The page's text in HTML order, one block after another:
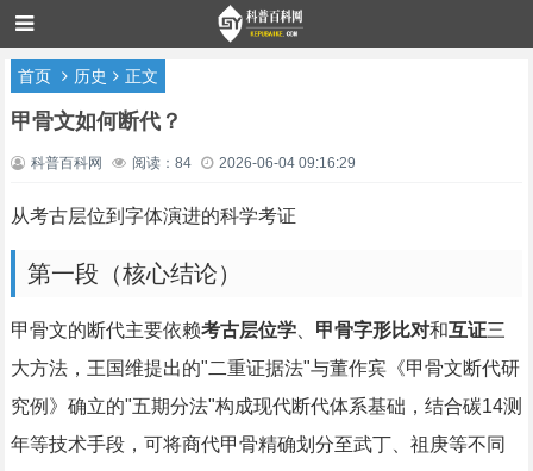
首页 历史 正文
甲骨文如何断代？
科普百科网 阅读：84 2026-06-04 09:16:29
从考古层位到字体演进的科学考证
第一段（核心结论）
甲骨文的断代主要依赖考古层位学、 甲骨字形比对和互证三
大方法，王国维提出的"二重证据法"与董作宾《甲骨文断代研
究例》确立的"五期分法"构成现代断代体系基础，结合碳14测
年等技术手段，可将商代甲骨精确划分至武丁、祖庚等不同